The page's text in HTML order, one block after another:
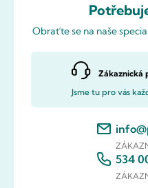
Obraťte se na naše
Zákaznická
Jsme tu pro vás
534